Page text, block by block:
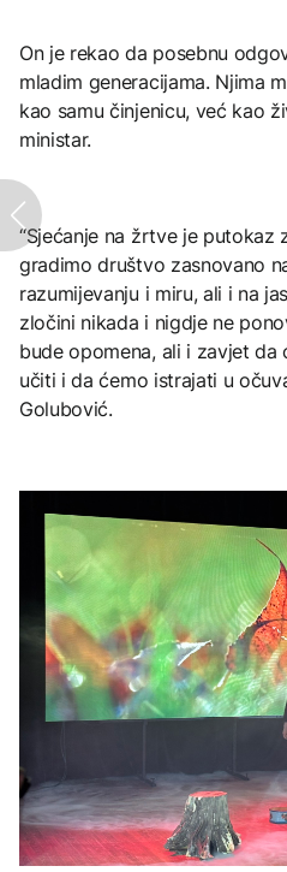
On je rekao da posebnu
mladim generacijama. Njima
kao samu činjenicu, već kao
ministar.
“Sjećanje na žrtve je putokaz
gradimo društvo zasnovano
razumijevanju i miru, ali i na
zločini nikada i nigdje ne
bude opomena, ali i zavjet
učiti i da ćemo istrajati u
Golubović.